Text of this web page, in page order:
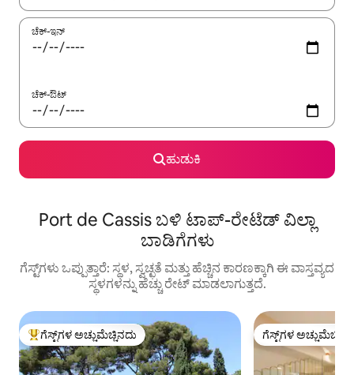
ಚೆಕ್-ಇನ್
ಚೆಕ್-ಔಟ್
ಹುಡುಕಿ
Port de Cassis ಬಳಿ ಟಾಪ್-ರೇಟೆಡ್ ವಿಲ್ಲಾ
ಬಾಡಿಗೆಗಳು
ಗೆಸ್ಟ್‌ಗಳು ಒಪ್ಪುತ್ತಾರೆ: ಸ್ಥಳ, ಸ್ವಚ್ಛತೆ ಮತ್ತು ಹೆಚ್ಚಿನ ಕಾರಣಕ್ಕಾಗಿ ಈ ವಾಸ್ತವ್ಯದ
ಸ್ಥಳಗಳನ್ನು ಹೆಚ್ಚು ರೇಟ್ ಮಾಡಲಾಗುತ್ತದೆ.
ಗೆಸ್ಟ್‌ಗಳಿಗೆ ಅತಿ ಹೆಚ್ಚು ಅಚ್ಚುಮೆಚ್ಚಿನದು
ಗೆಸ್ಟ್‌ಗಳ ಅಚ್ಚುಮೆಚ್ಚಿನದು ಗೆಸ್ಟ್‌ಗಳ
ಗೆಸ್ಟ್‌ಗಳ